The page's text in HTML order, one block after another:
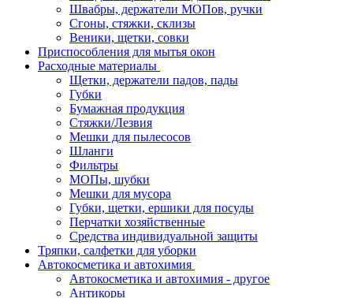
Швабры, держатели МОПов, ручки
Сгоны, стяжки, склизы
Веники, щетки, совки
Приспособления для мытья окон
Расходные материалы
Щетки, держатели падов, пады
Губки
Бумажная продукция
Стяжки/Лезвия
Мешки для пылесосов
Шланги
Фильтры
МОПы, шубки
Мешки для мусора
Губки, щетки, ершики для посуды
Перчатки хозяйственные
Средства индивидуальной защиты
Тряпки, салфетки для уборки
Автокосметика и автохимия
Автокосметика и автохимия - другое
Антикоры